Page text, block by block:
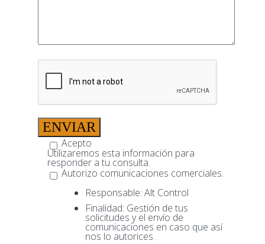
Acepto
Utilizaremos esta información para
responder a tu consulta.
Autorizo comunicaciones comerciales.
Responsable: Alt Control
Finalidad: Gestión de tus
solicitudes y el envío de
comunicaciones en caso que así
nos lo autorices.